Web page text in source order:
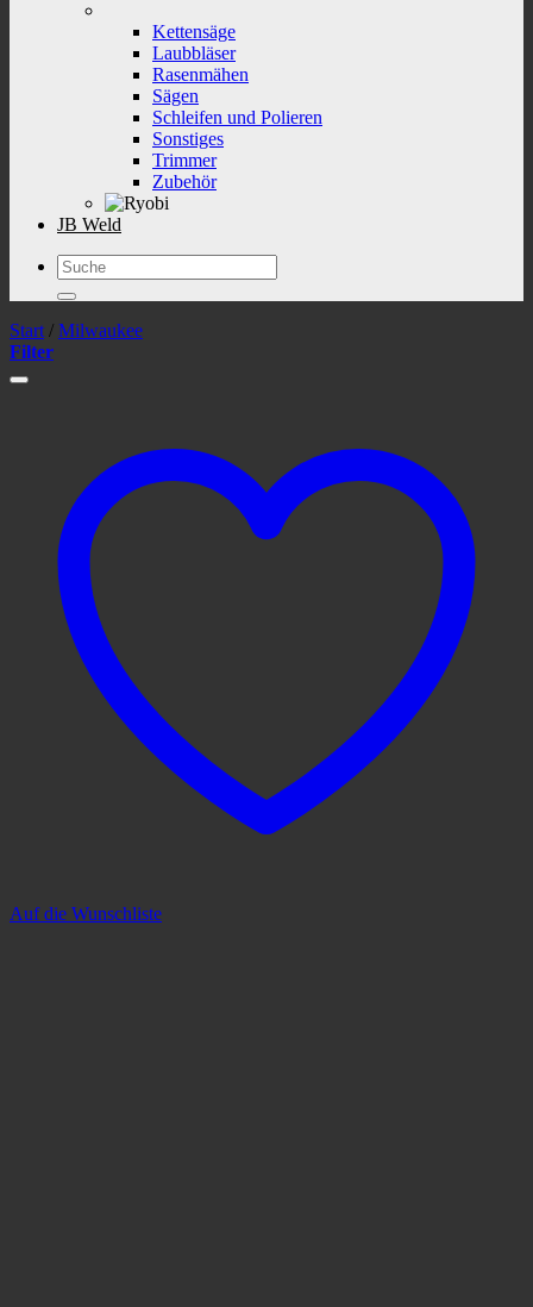
Kettensäge
Laubbläser
Rasenmähen
Sägen
Schleifen und Polieren
Sonstiges
Trimmer
Zubehör
JB Weld
Suchen
nach:
Start / Milwaukee
Filter
Auf die Wunschliste